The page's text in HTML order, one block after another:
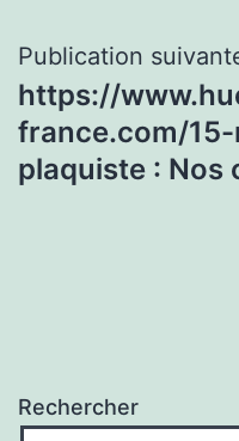
Publication
https://
france.com/
plaquiste : Nos
Rechercher